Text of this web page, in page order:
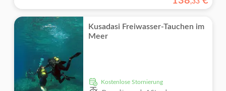
Kusadasi Freiwasser-Tauchen im
Meer
kostenlose Stornierung